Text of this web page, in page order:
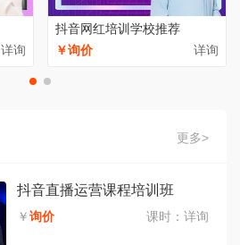
详询
抖音网红培训学校推荐
￥询价
详询
更多>
抖音直播运营课程培训班
￥询价 课时： 详询